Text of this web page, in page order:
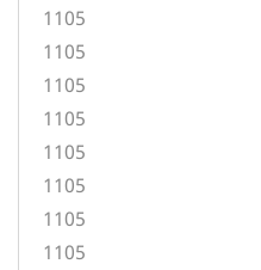
1105
1105
1105
1105
1105
1105
1105
1105